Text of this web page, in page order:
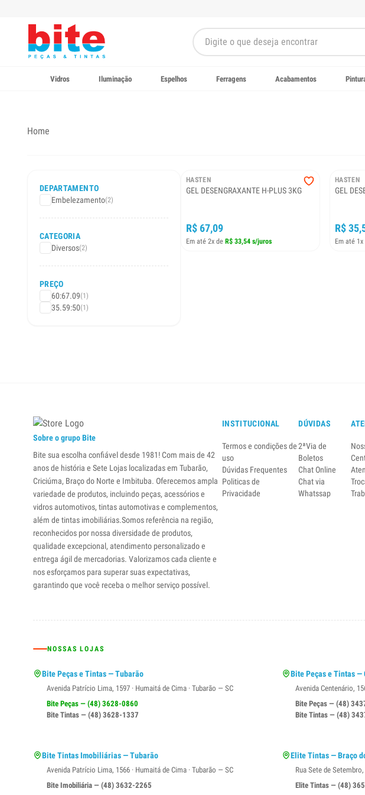
Vidros Iluminação Espelhos Ferragens Acabamentos
Home
DEPARTAMENTO
Embelezamento(2)
CATEGORIA
Diversos(2)
PREÇO
60:67.09(1)
35.59:50(1)
HASTEN
GEL DESENGRAXANTE H-PLUS 3KG
R$ 67,09
Em até 2x de R$ 33,54 s/juros
HASTEN
GEL
R$
Em até 1x
Sobre o grupo Bite
Bite sua escolha confiável desde 1981! Com mais de 42
anos de história e Sete Lojas localizadas em Tubarão,
Criciúma, Braço do Norte e Imbituba. Oferecemos ampla
variedade de produtos, incluindo peças, acessórios e
vidros automotivos, tintas automotivas e complementos,
além de tintas imobiliárias.Somos referência na região,
reconhecidos por nossa diversidade de produtos,
qualidade excepcional, atendimento personalizado e
entrega ágil de mercadorias. Valorizamos cada cliente e
nos esforçamos para superar suas expectativas,
garantindo que você receba o melhor serviço possível.
INSTITUCIONAL
Termos e condições de
uso
Dúvidas Frequentes
Politicas de
Privacidade
DÚVIDAS
2ªVia de
Boletos
Chat Online
Chat via
Whatssap
NOSSAS LOJAS
Bite Peças e Tintas — Tubarão
Avenida Patrício Lima, 1597 · Humaitá de Cima · Tubarão — SC
Bite Peças — (48) 3628-0860
Bite Tintas — (48) 3628-1337
Bite Peças e Tintas —
Avenida Centenário,
Bite Peças — (48)
Bite Tintas — (48)
Bite Tintas Imobiliárias — Tubarão
Avenida Patrício Lima, 1566 · Humaitá de Cima · Tubarão — SC
Bite Imobiliária — (48) 3632-2265
Elite Tintas — Braço
Rua Sete de
Elite Tintas — (48)